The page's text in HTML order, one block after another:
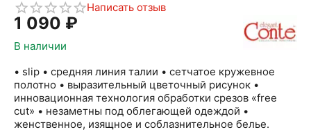
Написать отзыв
1 090 ₽
В наличии
• slip • средняя линия талии • сетчатое кружевное
полотно • выразительный цветочный рисунок •
инновационная технология обработки срезов «free
cut» • незаметны под облегающей одеждой •
женственное, изящное и соблазнительное белье.